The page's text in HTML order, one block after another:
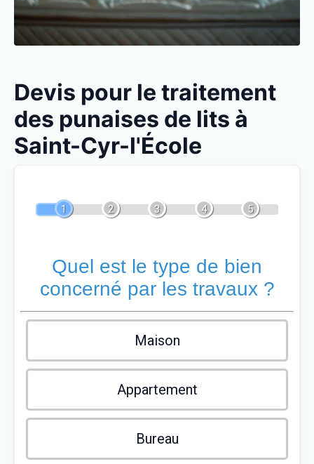
Devis pour le traitement
des punaises de lits à
Saint-Cyr-l'École
1 2 3 4 5
Quel est le type de bien
concerné par les travaux ?
Maison
Appartement
Bureau